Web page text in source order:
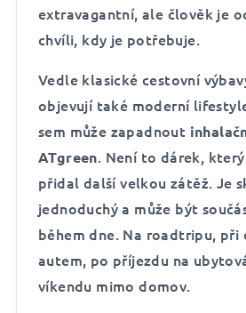
extravagantní, ale člověk je
chvíli, kdy je potřebuje.
Vedle klasické cestovní
objevují také moderní
sem může zapadnout
ATgreen. Není to dárek,
přidal další velkou zátěž. Je
jednoduchý a může být
během dne. Na roadtripu, při
autem, po příjezdu na
víkendu mimo domov.